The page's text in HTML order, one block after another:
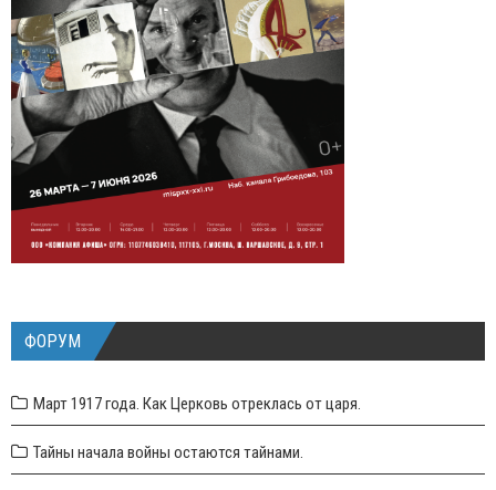
ФОРУМ
Март 1917 года. Как Церковь отреклась от царя.
Тайны начала войны остаются тайнами.